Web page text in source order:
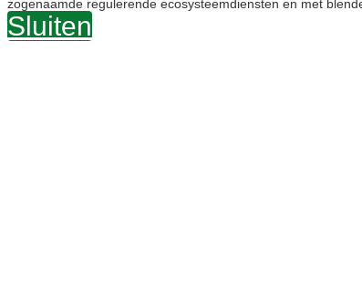
zogenaamde regulerende ecosysteemdiensten en met
Sluiten